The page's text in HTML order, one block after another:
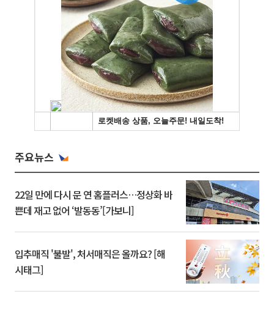
주요뉴스
22일 만에 다시 문 연 홈플러스…정상화 바
쁜데 재고 없어 ‘발동동’[가보니]
입추매직 '불발', 처서매직은 올까요? [해
시태그]